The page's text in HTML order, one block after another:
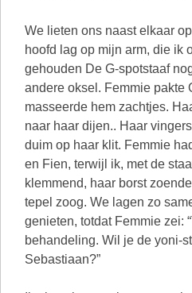
We lieten ons naast elkaar
hoofd lag op mijn arm, die ik
gehouden De G-spotstaaf
andere oksel. Femmie pakte
masseerde hem zachtjes.
naar haar dijen.. Haar
duim op haar klit. Femmie
en Fien, terwijl ik, met de
klemmend, haar borst
tepel zoog. We lagen zo
genieten, totdat Femmie zei:
behandeling. Wil je de yoni-
Sebastiaan?”